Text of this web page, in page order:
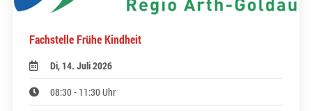
Fachstelle Frühe Kindheit
Di, 14. Juli 2026
08:30 - 11:30 Uhr